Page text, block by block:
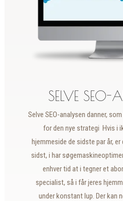
SELVE SEO-
Selve SEO-analysen danner,
for den nye strategi Hvis i
hjemmeside de sidste par år,
sidst, i har
enhver tid at i tegner et
specialist, så i får jeres
under konstant lup. Der kan